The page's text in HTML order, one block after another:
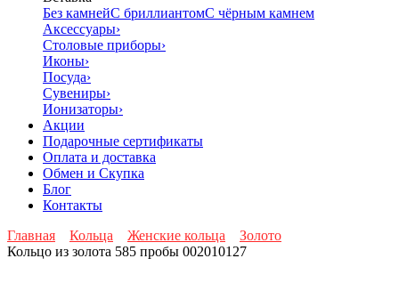
Без камнейС бриллиантомС чёрным камнем
Аксессуары›
Столовые приборы›
Иконы›
Посуда›
Сувениры›
Ионизаторы›
Акции
Подарочные сертификаты
Оплата и доставка
Обмен и Скупка
Блог
Контакты
Главная
Кольца Женские кольца
Золото
Кольцо из золота 585 пробы 002010127